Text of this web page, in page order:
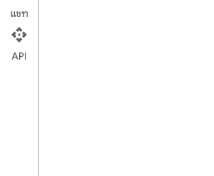
หลักการพื้นฐานเกี่ยวกับ SEO
แชท
API